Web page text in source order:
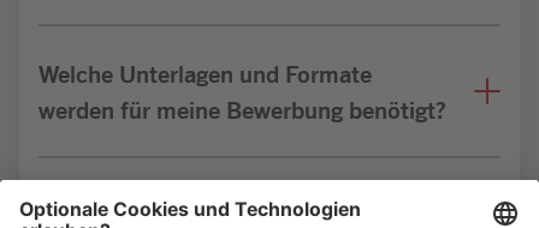
Welche Unterlagen und Formate
werden für meine Bewerbung benötigt?
Bin ich für die Stelle geeignet?